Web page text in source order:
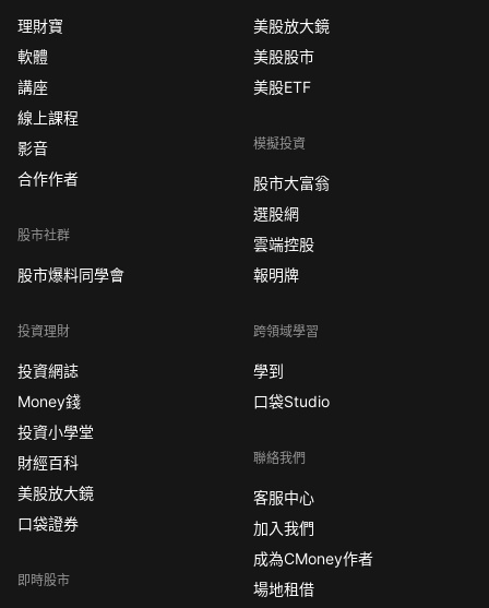
理財寶
軟體
講座
線上課程
影音
合作作者
股市社群
股市爆料同學會
投資理財
投資網誌
Money錢
投資小學堂
財經百科
美股放大鏡
口袋證券
即時股市
美股放大鏡
美股股市
美股ETF
模擬投資
股市大富翁
選股網
雲端控股
報明牌
跨領域學習
學到
口袋Studio
聯絡我們
客服中心
加入我們
成為CMoney作者
場地租借